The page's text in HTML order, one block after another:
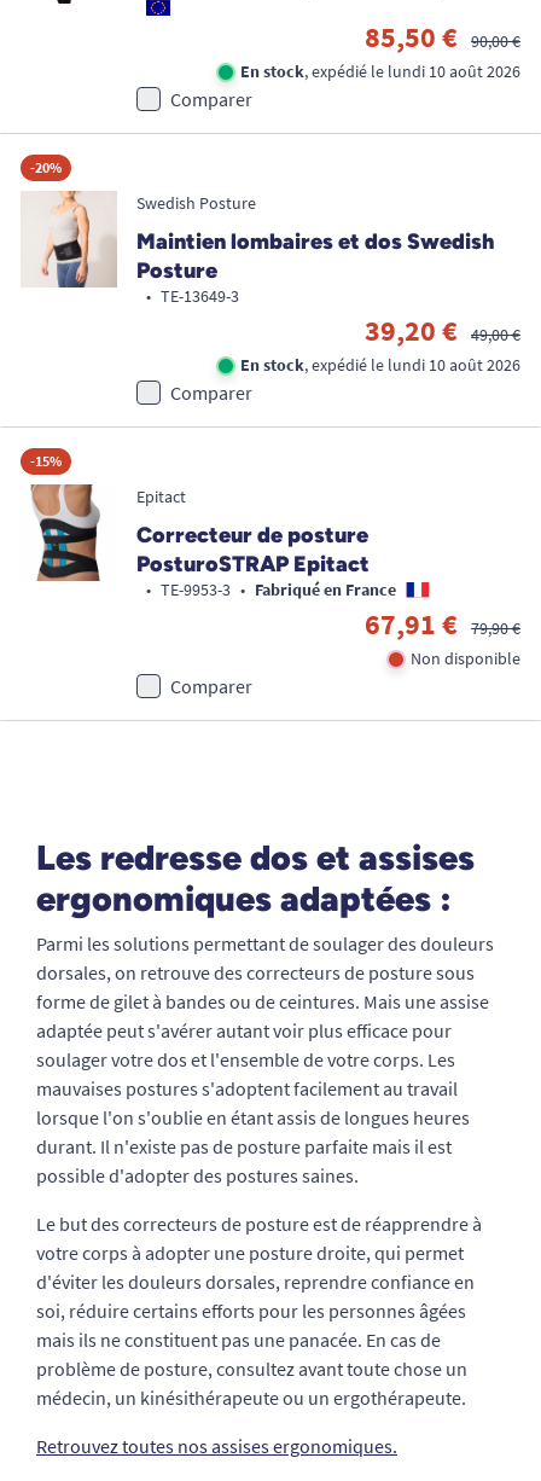
85,50 €
90,00 €
En stock, expédié le lundi 10 août 2026
Comparer
-20%
Swedish Posture
Maintien lombaires et dos Swedish
Posture
• TE-13649-3
39,20 €
49,00 €
En stock, expédié le lundi 10 août 2026
Comparer
-15%
Epitact
Correcteur de posture
PosturoSTRAP Epitact
• TE-9953-3 • Fabriqué en France
67,91 €
79,90 €
Non disponible
Comparer
Les redresse dos et assises
ergonomiques adaptées :
Parmi les solutions permettant de soulager des douleurs
dorsales, on retrouve des correcteurs de posture sous
forme de gilet à bandes ou de ceintures. Mais une assise
adaptée peut s'avérer autant voir plus efficace pour
soulager votre dos et l'ensemble de votre corps. Les
mauvaises postures s'adoptent facilement au travail
lorsque l'on s'oublie en étant assis de longues heures
durant. Il n'existe pas de posture parfaite mais il est
possible d'adopter des postures saines.
Le but des correcteurs de posture est de réapprendre à
votre corps à adopter une posture droite, qui permet
d'éviter les douleurs dorsales, reprendre confiance en
soi, réduire certains efforts pour les personnes âgées
mais ils ne constituent pas une panacée. En cas de
problème de posture, consultez avant toute chose un
médecin, un kinésithérapeute ou un ergothérapeute.
Retrouvez toutes nos assises ergonomiques.